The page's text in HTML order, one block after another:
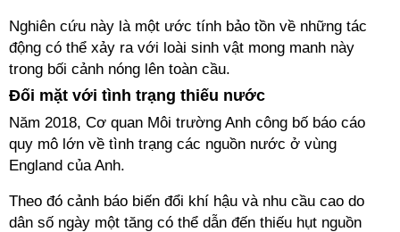
Nghiên cứu này là một ước tính bảo tồn về những tác
động có thể xảy ra với loài sinh vật mong manh này
trong bối cảnh nóng lên toàn cầu.
Đối mặt với tình trạng thiếu nước
Năm 2018, Cơ quan Môi trường Anh công bố báo cáo
quy mô lớn về tình trạng các nguồn nước ở vùng
England của Anh.
Theo đó cảnh báo biến đổi khí hậu và nhu cầu cao do
dân số ngày một tăng có thể dẫn đến thiếu hụt nguồn